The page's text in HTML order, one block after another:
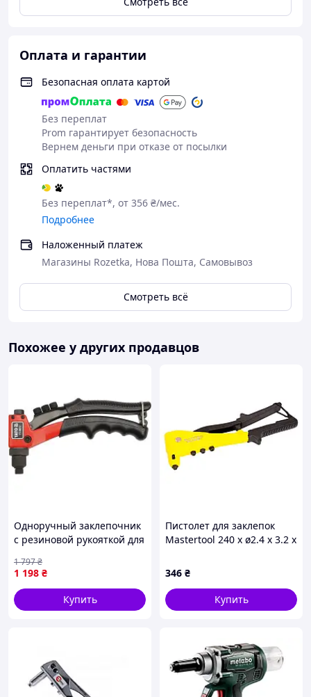
Оплата и гарантии
Безопасная оплата картой
Без переплат
Prom гарантирует безопасность
Вернем деньги при отказе от посылки
Оплатить частями
Без переплат*, от 356 ₴/мес.
Подробнее
Наложенный платеж
Магазины Rozetka, Нова Пошта, Самовывоз
Смотреть всё
Похожее у других продавцов
Одноручный заклепочник
с резиновой рукояткой для
для ремонта и
строительства FLAME
1 198 ₴
1 797₴
Купить
Пистолет для заклепок
Mastertool 240 x ø2.4 x 3.2 x
346 ₴
Купить